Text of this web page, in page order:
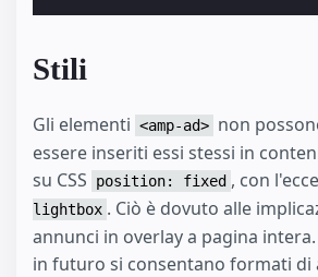
Stili
Gli elementi <amp-ad> non
essere inseriti essi stessi in
su CSS
position: fixed , con
lightbox . Ciò è dovuto alle
annunci in overlay a pagina
in futuro si consentano formati di